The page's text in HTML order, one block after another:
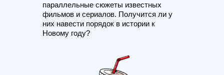
параллельные сюжеты известных
фильмов и сериалов. Получится ли у
них навести порядок в истории к
Новому году?